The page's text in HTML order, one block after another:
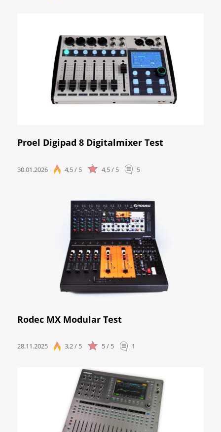
Proel Digipad 8 Digitalmixer Test
30.01.2026 4,5 / 5 4,5 / 5 5
Rodec MX Modular Test
28.11.2025 3,2 / 5 5 / 5 1